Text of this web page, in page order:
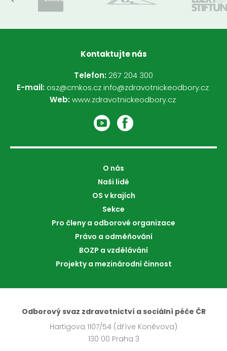
Kontaktujte nás
Telefon: 267 204 300
E-mail: osz@cmkos.cz info@zdravotnickeodbory.cz
Web:www.zdravotnickeodbory.cz
O nás
Naši lidé
OS v krajích
Sekce
Pro členy a odborové organizace
Právo a odměňování
BOZP a vzdělávání
Projekty a mezinárodní činnost
Odborový svaz zdravotnictví a sociální péče ČR
Hartigova 1107/54 (dříve Koněvova)
130 00 Praha 3